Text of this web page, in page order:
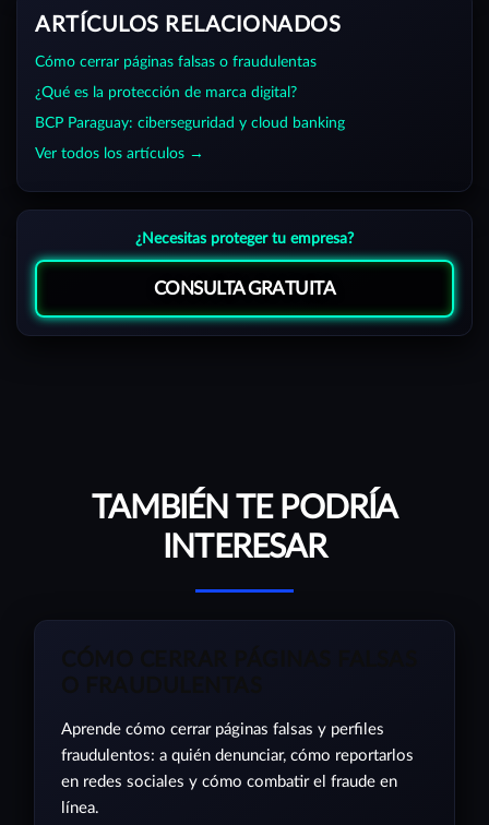
ARTÍCULOS RELACIONADOS
Cómo cerrar páginas falsas o fraudulentas
¿Qué es la protección de marca digital?
BCP Paraguay: ciberseguridad y cloud banking
Ver todos los artículos →
¿Necesitas proteger tu empresa?
CONSULTA GRATUITA
TAMBIÉN TE PODRÍA
INTERESAR
Aprende cómo cerrar páginas falsas y perfiles
fraudulentos: a quién denunciar, cómo reportarlos
en redes sociales y cómo combatir el fraude en
línea.